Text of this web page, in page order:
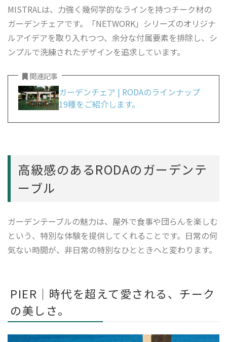
MISTRALは、力強く幾何学的なラインを持つチーク材の
ガーデンチェアです。「NETWORK」シリーズのオリジナ
ルアイデアを取り入れつつ、余分な付属要素を排除し、シ
ンプルで洗練されたデザインを追求しています。
関連記事
ガーデンチェア | RODAのラインナップ
19種をご紹介します。
高級感のあるRODAのガーデンテ
ーブル
ガーデンテーブルの魅力は、屋外で食事や団らんを楽しむ
という、特別な体験を提供してくれることです。日常の何
気ない時間が、非日常の特別なひとときへと変わります。
PIER｜時代を超えて愛される、チーク
の美しさ。